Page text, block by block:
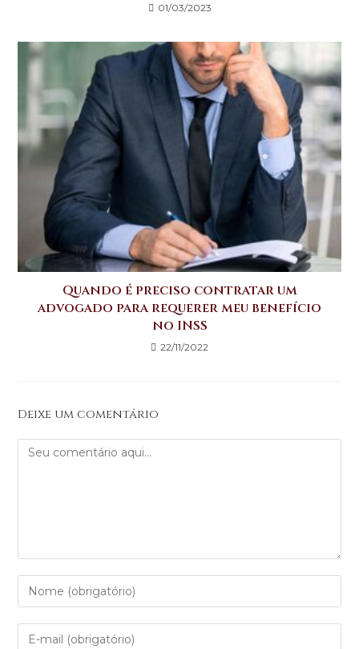
01/03/2023
Quando é preciso contratar um
advogado para requerer meu benefício
no INSS
22/11/2022
Deixe um comentário